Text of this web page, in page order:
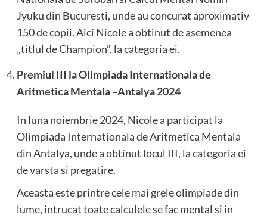
Jyuku din Bucuresti, unde au concurat aproximativ
150 de copii. Aici Nicole a obtinut de asemenea
„titlul de Champion”, la categoria ei.
Premiul III la Olimpiada Internationala de
Aritmetica Mentala –Antalya 2024
In luna noiembrie 2024, Nicole a participat la
Olimpiada Internationala de Aritmetica Mentala
din Antalya, unde a obtinut locul III, la categoria ei
de varsta si pregatire.
Aceasta este printre cele mai grele olimpiade din
lume, intrucat toate calculele se fac mental si in